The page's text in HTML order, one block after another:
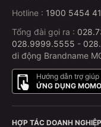
Hotline : 1900 5454 41
Tổng đài gọi ra :
028.9999.5555 -
di động Brandname
Hướng dẫn trợ giúp
ỨNG DỤNG MOMO
HỢP TÁC DOANH NGHIỆP